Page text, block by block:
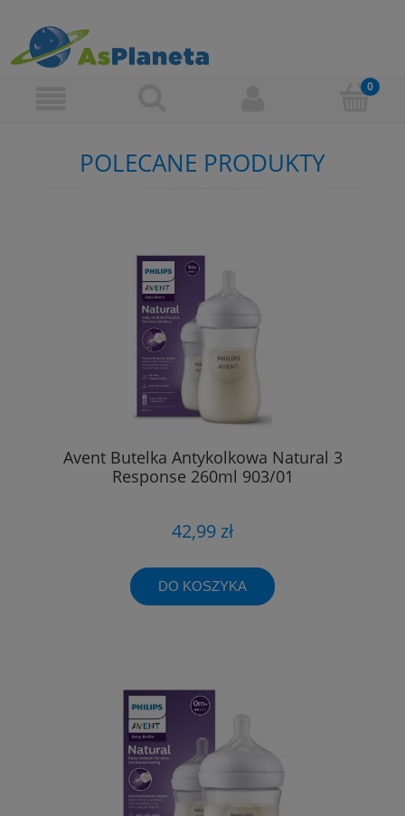
POLECANE PRODUKTY
Avent Butelka Antykolkowa Natural 3
Response 260ml 903/01
42,99 zł
DO KOSZYKA